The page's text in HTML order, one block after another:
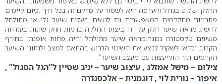
החלק ישלוט בגדול והעדפה היא לשמור על מרקם זה בכל דרך .כיום קיימים
פתרונות מתקדמים המאפשרים גם לנשים בעלות שיער גלי או מתולתל
להשיג מראה שיער חלק על ידי ביצוע החלקה ברמות חוזק שונות בעזרתה
משיגים טקסטורה נכונה.מראה שיער מתולתל יהיה פחות אופנתי בחורף
הקרוב וכדאי לשקול לבצע את השינוי הדרוש בהתאם למצב ולנתוני השיער
הקיימים תוך התייעצות עם מעצב השיער”.
צילום – מישל אמזלג , עיצוב שיער – יניב שטיין ל”הגל הסגול” ,
איפור – נורית לוי , דוגמנית – אלכסנדרה